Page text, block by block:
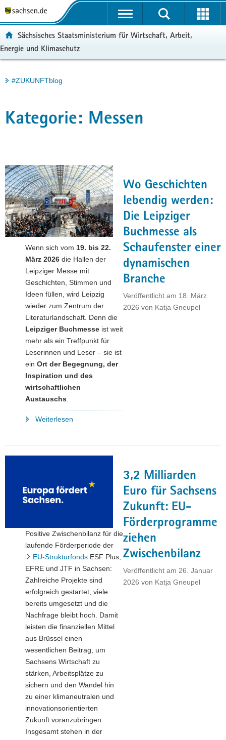
t
a
l
r
g
f
e
n
d
e
N
a
u
p
t
a
l
e
r
v
Portalübergreifende
Sächsisches Staatsministerium für Wirtschaft, Arbeit,
Energie und Klimaschutz
Hauptinhalt
#ZUKUNFTblog
Kategorie: Messen
Wo Geschichten
lebendig werden:
Die Leipziger
Buchmesse als
Schaufenster einer
dynamischen
Branche
Veröffentlicht am 18. März
2026 von Katja Gneupel
Wenn sich vom 19. bis 22.
März 2026 die Hallen der
Leipziger Messe mit
Geschichten, Stimmen und
Ideen füllen, wird Leipzig
wieder zum Zentrum der
Literaturlandschaft. Denn die
Leipziger Buchmesse ist weit
mehr als ein Treffpunkt für
Leserinnen und Leser – sie ist
ein Ort der Begegnung, der
Inspiration und des
wirtschaftlichen
Austauschs
Weiterlesen
Buchmesse
dynamischen
Branche"
3,2 Milliarden
Euro für Sachsens
Zukunft: EU-
Förderprogramme
ziehen
Zwischenbilanz
Veröffentlicht am 26. Januar
2026 von Katja Gneupel
Positive Zwischenbilanz für die
laufende Förderperiode der
EU-Strukturfonds ESF Plus,
EFRE und JTF in Sachsen:
Zahlreiche Projekte sind
erfolgreich gestartet, viele
bereits umgesetzt und die
Nachfrage bleibt hoch. Damit
leisten die finanziellen Mittel
aus Brüssel einen
wesentlichen Beitrag, um
Sachsens Wirtschaft zu
stärken, Arbeitsplätze zu
sichern und den Wandel hin
zu einer klimaneutralen und
innovationsorientierten
Zukunft voranzubringen.
Insgesamt stehen in der